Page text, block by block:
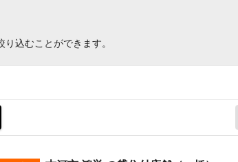
込むことができます。